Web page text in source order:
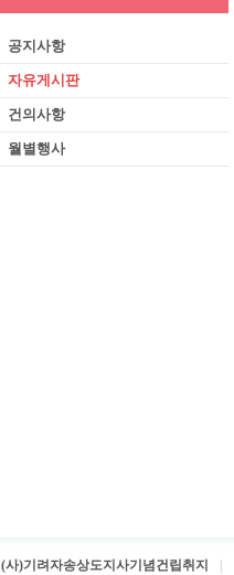
공지사항
자유게시판
건의사항
월별행사
(사)기려자송상도지사기념건립취지